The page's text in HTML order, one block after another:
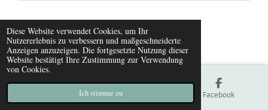
Diese Website verwendet Cookies, um Ihr
Nutzererlebnis zu verbessern und maßgeschneiderte
Anzeigen anzuzeigen. Die fortgesetzte Nutzung dieser
Website bestätigt Ihre Zustimmung zur Verwendung
von Cookies.
Ich stimme zu
© 2021 - 2026 Hundeskanzleramt
Mit Unterstützung vonWebador
Facebook